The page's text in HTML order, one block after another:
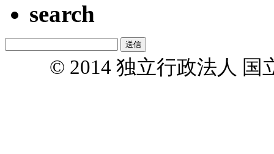
search
© 2014 独立行政法人 国